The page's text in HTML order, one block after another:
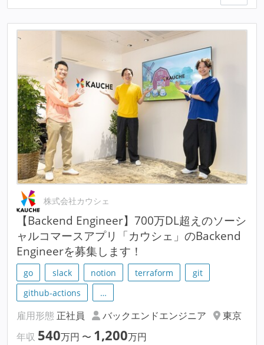
株式会社カウシェ
【Backend Engineer】700万DL超えのソーシ
ャルコマースアプリ「カウシェ」のBackend
Engineerを募集します！
go slack notion terraform
git
github-actions
…
雇用形態 正社員 バックエンドエンジニア
東京
年収 540万円 〜 1,200万円